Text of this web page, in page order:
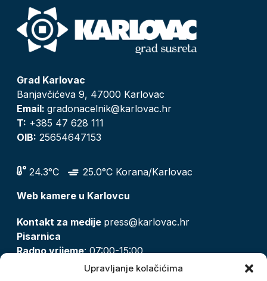
Upravljanje kolačićima
Grad Karlovac
Banjavčićeva 9, 47000 Karlovac
Email: gradonacelnik@karlovac.hr
T: +385 47 628 111
OIB: 25654647153
24.3°C
25.0°C Korana/Karlovac
Web kamere u Karlovcu
Kontakt za medije press@karlovac.hr
Pisarnica
Radno vrijeme: 07:00-15:00
pisarnica@karlovac.hr